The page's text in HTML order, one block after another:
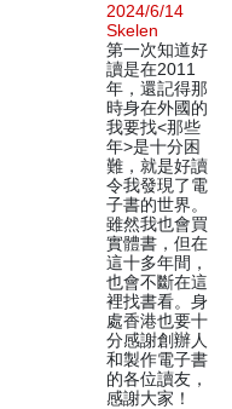
2024/6/14
Skelen
第一次知道好
讀是在2011
年，還記得那
時身在外國的
我要找<那些
年>是十分困
難，就是好讀
令我發現了電
子書的世界。
雖然我也會買
實體書，但在
這十多年間，
也會不斷在這
裡找書看。身
處香港也要十
分感謝創辦人
和製作電子書
的各位讀友，
感謝大家！